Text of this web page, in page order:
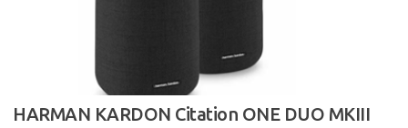
HARMAN KARDON Citation ONE DUO MKIII